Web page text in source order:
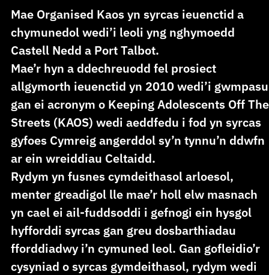
Mae Organised Kaos yn syrcas ieuenctid a
chymunedol wedi’i leoli yng nghymoedd
Castell Nedd a Port Talbot.
Mae’r hyn a ddechreuodd fel prosiect
allgymorth ieuenctid yn 2010 wedi’i gwmpasu
gan ei acronym o Keeping Adolescents Off The
Streets (KAOS) wedi aeddfedu i fod yn syrcas
gyfoes Cymreig angerddol sy’n tynnu’n ddwfn
ar ein wreiddiau Celtaidd.
Rydym yn fusnes cymdeithasol arloesol,
menter greadigol lle mae’r holl elw masnach
yn cael ei ail-fuddsoddi i gefnogi ein hysgol
hyfforddi syrcas gan greu dosbarthiadau
fforddiadwy i’n cymuned leol. Gan gofleidio’r
cysyniad o syrcas gymdeithasol, rydym wedi